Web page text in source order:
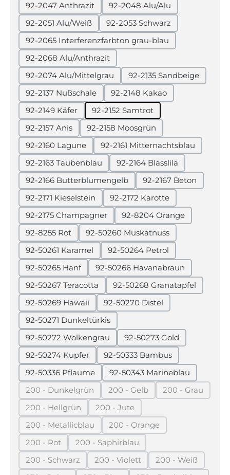
92-2047 Anthrazit
92-2048 Alu/Alu
92-2051 Alu/Weiß
92-2053 Schwarz
92-2065 Interferenzfarbton grau-blau
92-2068 Alu/Anthrazit
92-2074 Alu/Mittelgrau
92-2135 Sandbeige
92-2137 Nußschale
92-2148 Kakao
92-2149 Käfer
92-2152 Samtrot
92-2157 Anis
92-2158 Moosgrün
92-2160 Lagune
92-2161 Mitternachtsblau
92-2163 Taubenblau
92-2164 Blasslila
92-2166 Butterblumengelb
92-2167 Beton
92-2171 Kieselstein
92-2172 Karotte
92-2175 Champagner
92-8204 Orange
92-8255 Rot
92-50260 Muskatnuss
92-50261 Karamel
92-50264 Petrol
92-50265 Hanf
92-50266 Havanabraun
92-50267 Teracotta
92-50268 Granatapfel
92-50269 Hawaii
92-50270 Distel
92-50271 Dunkeltürkis
92-50272 Wolkengrau
92-50273 Gold
92-50274 Kupfer
92-50333 Bambus
92-50336 Pflaume
92-50343 Marineblau
200 - Dunkelgrün
(Diese Option ist zurzeit nicht verfügbar.)
200 - Gelb
(Diese Option ist zurzeit nicht
200 - Grau
(Diese
200 - Hellgrün
(Diese Option ist zurzeit nicht verfügbar.)
200 - Jute
(Diese Option ist zurzeit nicht
200 - Metallicblau
(Diese Option ist zurzeit nicht verfügbar.)
200 - Orange
(Diese Option ist zurzeit
200 - Rot
(Diese Option ist zurzeit nicht verfügbar.)
200 - Saphirblau
(Diese Option ist zurzeit nicht
200 - Schwarz
(Diese Option ist zurzeit nicht verfügbar.)
200 - Violett
(Diese Option ist zurzeit nicht
200 - Weiß
(Diese Option